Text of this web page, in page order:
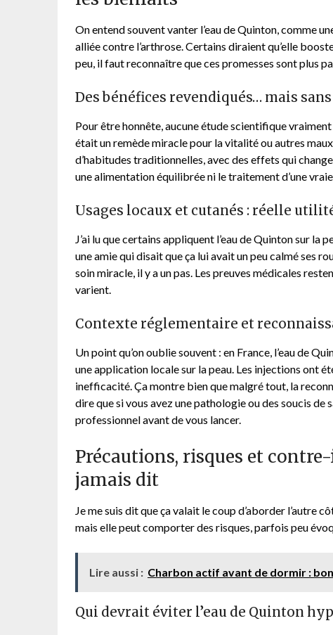
On entend souvent vanter l’eau de Quinton, comme
alliée contre l’arthrose. Certains diraient qu’elle
peu, il faut reconnaître que ces promesses sont plus
Des bénéfices revendiqués… mais
Pour être honnête, aucune étude scientifique vraiment
était un remède miracle pour la vitalité ou autres
d’habitudes traditionnelles, avec des effets qui
une alimentation équilibrée ni le traitement d’une
Usages locaux et cutanés : réelle
J’ai lu que certains appliquent l’eau de Quinton sur la
une amie qui disait que ça lui avait un peu calmé ses
soin miracle, il y a un pas. Les preuves médicales
varient.
Contexte réglementaire et
Un point qu’on oublie souvent : en France, l’eau de
une application locale sur la peau. Les injections ont
inefficacité. Ça montre bien que malgré tout, la
dire que si vous avez une pathologie ou des soucis de
professionnel avant de vous lancer.
Précautions, risques et
jamais dit
Je me suis dit que ça valait le coup d’aborder l’autre
mais elle peut comporter des risques, parfois peu
Lire aussi : Charbon actif avant de dormir :
Qui devrait éviter l’eau de Quinton